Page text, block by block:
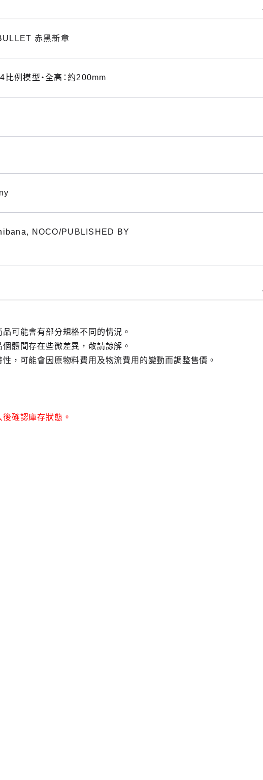
赤黑新章
比例模型・全高：約200mm
NOCO/PUBLISHED BY
可能會有部分規格不同的情況。
體間存在些微差異，敬請諒解。
，可能會因原物料費用及物流費用的變動而調整售價。
確認庫存狀態。